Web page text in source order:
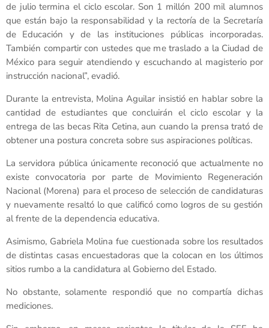
de julio termina el ciclo escolar. Son 1 millón 200 mil alumnos
que están bajo la responsabilidad y la rectoría de la Secretaría
de Educación y de las instituciones públicas incorporadas.
También compartir con ustedes que me traslado a la Ciudad de
México para seguir atendiendo y escuchando al magisterio por
instrucción nacional”, evadió.
Durante la entrevista, Molina Aguilar insistió en hablar sobre la
cantidad de estudiantes que concluirán el ciclo escolar y la
entrega de las becas Rita Cetina, aun cuando la prensa trató de
obtener una postura concreta sobre sus aspiraciones políticas.
La servidora pública únicamente reconoció que actualmente no
existe convocatoria por parte de Movimiento Regeneración
Nacional (Morena) para el proceso de selección de candidaturas
y nuevamente resaltó lo que calificó como logros de su gestión
al frente de la dependencia educativa.
Asimismo, Gabriela Molina fue cuestionada sobre los resultados
de distintas casas encuestadoras que la colocan en los últimos
sitios rumbo a la candidatura al Gobierno del Estado.
No obstante, solamente respondió que no compartía dichas
mediciones.